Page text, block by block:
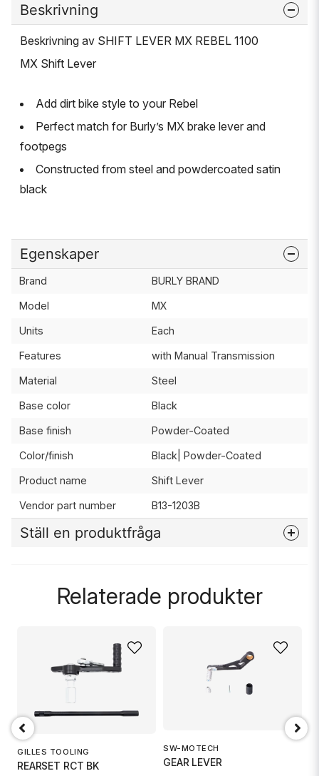
Beskrivning
Beskrivning av SHIFT LEVER MX REBEL 1100
MX Shift Lever
Add dirt bike style to your Rebel
Perfect match for Burly’s MX brake lever and
footpegs
Constructed from steel and powdercoated satin
black
Egenskaper
Brand BURLY BRAND
Model MX
Units Each
Features with Manual Transmission
Material Steel
Base color Black
Base finish Powder-Coated
Color/finish Black| Powder-Coated
Product name Shift Lever
Vendor part number B13-1203B
Ställ en produktfråga
Mejladress
Ja, ni får publicera min fråga
Relaterade produkter
GILLES TOOLING
REARSET RCT BK
SW-MOTECH
GEAR LEVER